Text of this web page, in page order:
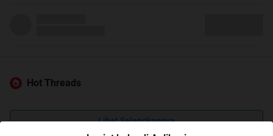
Hot Threads
Lihat Selengkapnya